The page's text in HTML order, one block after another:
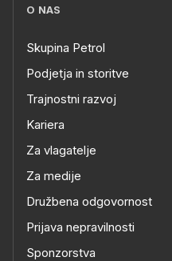
O NAS
Skupina Petrol
Podjetja in storitve
Trajnostni razvoj
Kariera
Za vlagatelje
Za medije
Družbena odgovornost
Prijava nepravilnosti
Sponzorstva